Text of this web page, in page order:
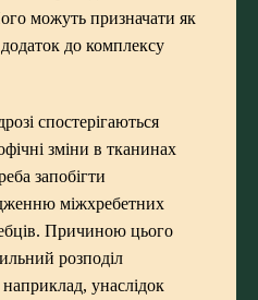
можуть призначати як
до комплексу
спостерігаються
зміни в тканинах
запобігти
міжхребетних
Причиною цього
розподіл
унаслідок